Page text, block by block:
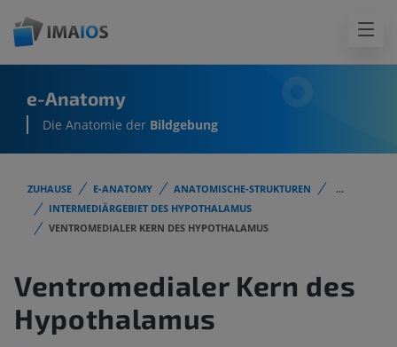
e-Anatomy
Die Anatomie der Bildgebung
ZUHAUSE E-ANATOMY ANATOMISCHE-STRUKTUREN
...
INTERMEDIÄRGEBIET DES HYPOTHALAMUS
VENTROMEDIALER KERN DES HYPOTHALAMUS
Ventromedialer Kern des
Hypothalamus